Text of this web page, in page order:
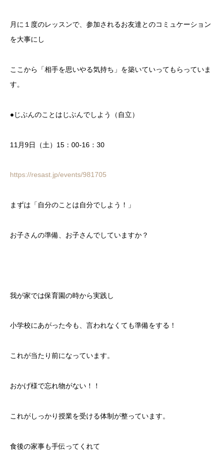
月に１度のレッスンで、参加されるお友達とのコミュケーション
を大事にし
ここから「相手を思いやる気持ち」を築いていってもらっていま
す。
●じぶんのことはじぶんでしよう（自立）
11月9日（土）15：00-16：30
https://resast.jp/events/981705
まずは「自分のことは自分でしよう！」
お子さんの準備、お子さんでしていますか？
我が家では保育園の時から実践し
小学校にあがった今も、言われなくても準備をする！
これが当たり前になっています。
おかげ様で忘れ物がない！！
これがしっかり授業を受ける体制が整っています。
食後の家事も手伝ってくれて